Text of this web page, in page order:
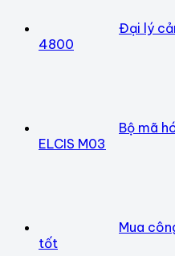
Đại lý
4800
Bộ mã
ELCIS M03
Mua
tốt